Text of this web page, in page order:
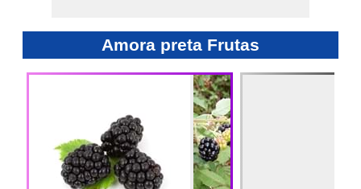
Amora preta Frutas